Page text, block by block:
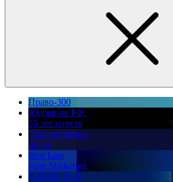
Право-300
Юррынок РФ:
35 лет спустя
Экологическое
право
Best Law
Firm Marketing
ПМЮФ 2026